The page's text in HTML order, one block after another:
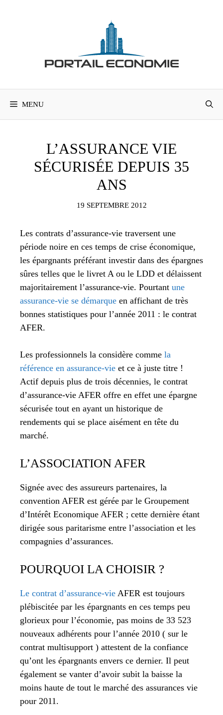
MENU
L’ASSURANCE VIE
SÉCURISÉE DEPUIS 35
ANS
19 SEPTEMBRE 2012
Les contrats d’assurance-vie traversent une
période noire en ces temps de crise économique,
les épargnants préférant investir dans des épargnes
sûres telles que le livret A ou le LDD et délaissent
majoritairement l’assurance-vie. Pourtant une
assurance-vie se démarque en affichant de très
bonnes statistiques pour l’année 2011 : le contrat
AFER.
Les professionnels la considère comme la
référence en assurance-vie et ce à juste titre !
Actif depuis plus de trois décennies, le contrat
d’assurance-vie AFER offre en effet une épargne
sécurisée tout en ayant un historique de
rendements qui se place aisément en tête du
marché.
L’ASSOCIATION AFER
Signée avec des assureurs partenaires, la
convention AFER est gérée par le Groupement
d’Intérêt Economique AFER ; cette dernière étant
dirigée sous paritarisme entre l’association et les
compagnies d’assurances.
POURQUOI LA CHOISIR ?
Le contrat d’assurance-vie AFER est toujours
plébiscitée par les épargnants en ces temps peu
glorieux pour l’économie, pas moins de 33 523
nouveaux adhérents pour l’année 2010 ( sur le
contrat multisupport ) attestent de la confiance
qu’ont les épargnants envers ce dernier. Il peut
également se vanter d’avoir subit la baisse la
moins haute de tout le marché des assurances vie
pour 2011.